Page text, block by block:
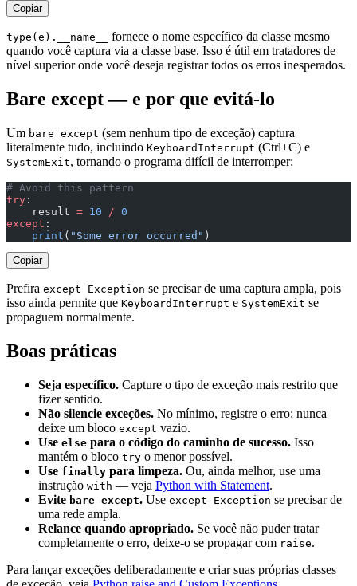
Copiar
type(e).__name__
fornece o nome específico da classe mesmo
quando você captura via a classe base. Isso é útil em tratadores de
nível superior onde você deseja registrar todos os erros inesperados.
Bare except — e por que evitá-lo
Um bare except (sem nenhum tipo de exceção) captura
literalmente tudo, incluindo KeyboardInterrupt (Ctrl+C) e
SystemExit, tornando o programa difícil de interromper:
# Avoid this pattern
try :
    result
= 10 / 0
except :
    print
( "Some error occurred" )
Copiar
Prefira except Exception se precisar de uma captura ampla, pois
isso ainda permite que KeyboardInterrupt e SystemExit se
propaguem normalmente.
Boas práticas
Seja específico. Capture o tipo de exceção mais restrito que
fizer sentido.
Não silencie exceções. No mínimo, registre o erro; nunca
deixe um bloco except vazio.
Use else para o código do caminho de sucesso. Isso
mantém o bloco try o menor possível.
Use finally para limpeza. Ou, ainda melhor, use uma
instrução with — veja Python with Statement.
Evite bare except. Use except Exception se precisar de
uma rede ampla.
Relance quando apropriado. Se você não puder tratar
completamente o erro, deixe-o se propagar com raise.
Para lançar exceções deliberadamente e criar suas próprias classes